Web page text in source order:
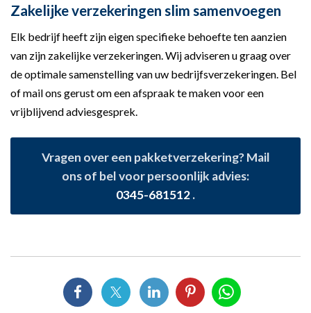
Zakelijke verzekeringen slim samenvoegen
Elk bedrijf heeft zijn eigen specifieke behoefte ten aanzien
van zijn zakelijke verzekeringen. Wij adviseren u graag over
de optimale samenstelling van uw bedrijfsverzekeringen. Bel
of mail ons gerust om een afspraak te maken voor een
vrijblijvend adviesgesprek.
Vragen over een pakketverzekering? Mail
ons of bel voor persoonlijk advies:
0345-681512.